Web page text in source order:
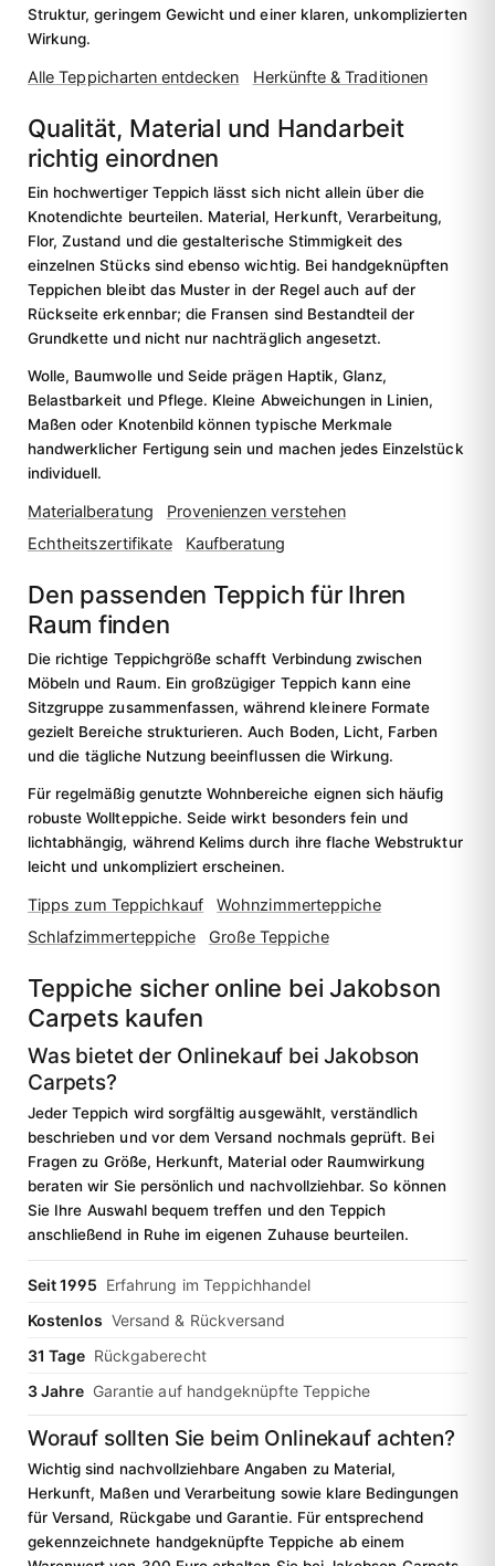
Struktur, geringem Gewicht und einer klaren, unkomplizierten
Wirkung.
Alle Teppicharten entdecken Herkünfte & Traditionen
Qualität, Material und Handarbeit
richtig einordnen
Ein hochwertiger Teppich lässt sich nicht allein über die
Knotendichte beurteilen. Material, Herkunft, Verarbeitung,
Flor, Zustand und die gestalterische Stimmigkeit des
einzelnen Stücks sind ebenso wichtig. Bei handgeknüpften
Teppichen bleibt das Muster in der Regel auch auf der
Rückseite erkennbar; die Fransen sind Bestandteil der
Grundkette und nicht nur nachträglich angesetzt.
Wolle, Baumwolle und Seide prägen Haptik, Glanz,
Belastbarkeit und Pflege. Kleine Abweichungen in Linien,
Maßen oder Knotenbild können typische Merkmale
handwerklicher Fertigung sein und machen jedes Einzelstück
individuell.
Materialberatung
Provenienzen verstehen
Echtheitszertifikate
Kaufberatung
Den passenden Teppich für Ihren
Raum finden
Die richtige Teppichgröße schafft Verbindung zwischen
Möbeln und Raum. Ein großzügiger Teppich kann eine
Sitzgruppe zusammenfassen, während kleinere Formate
gezielt Bereiche strukturieren. Auch Boden, Licht, Farben
und die tägliche Nutzung beeinflussen die Wirkung.
Für regelmäßig genutzte Wohnbereiche eignen sich häufig
robuste Wollteppiche. Seide wirkt besonders fein und
lichtabhängig, während Kelims durch ihre flache Webstruktur
leicht und unkompliziert erscheinen.
Tipps zum Teppichkauf
Wohnzimmerteppiche
Schlafzimmerteppiche
Große Teppiche
Teppiche sicher online bei Jakobson
Carpets kaufen
Was bietet der Onlinekauf bei Jakobson
Carpets?
Jeder Teppich wird sorgfältig ausgewählt, verständlich
beschrieben und vor dem Versand nochmals geprüft. Bei
Fragen zu Größe, Herkunft, Material oder Raumwirkung
beraten wir Sie persönlich und nachvollziehbar. So können
Sie Ihre Auswahl bequem treffen und den Teppich
anschließend in Ruhe im eigenen Zuhause beurteilen.
Seit 1995 Erfahrung im Teppichhandel
Kostenlos Versand & Rückversand
31 Tage Rückgaberecht
3 Jahre Garantie auf handgeknüpfte Teppiche
Worauf sollten Sie beim Onlinekauf achten?
Wichtig sind nachvollziehbare Angaben zu Material,
Herkunft, Maßen und Verarbeitung sowie klare Bedingungen
für Versand, Rückgabe und Garantie. Für entsprechend
gekennzeichnete handgeknüpfte Teppiche ab einem